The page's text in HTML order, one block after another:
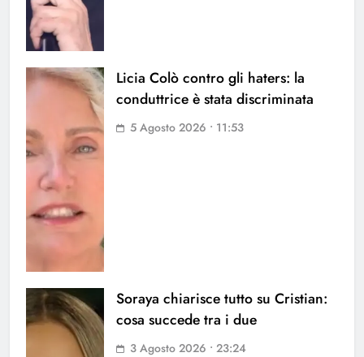
Licia Colò contro gli haters: la
conduttrice è stata discriminata
5 Agosto 2026 • 11:53
Soraya chiarisce tutto su Cristian:
cosa succede tra i due
3 Agosto 2026 • 23:24